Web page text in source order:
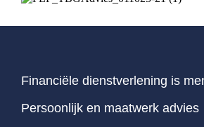
Financiële dienstverlening is
Persoonlijk en maatwerk advies